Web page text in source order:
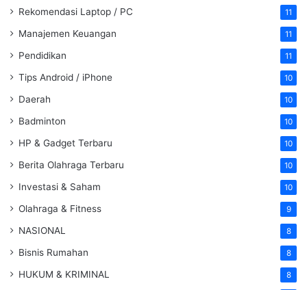
Rekomendasi Laptop / PC 11
Manajemen Keuangan 11
Pendidikan 11
Tips Android / iPhone 10
Daerah 10
Badminton 10
HP & Gadget Terbaru 10
Berita Olahraga Terbaru 10
Investasi & Saham 10
Olahraga & Fitness 9
NASIONAL 8
Bisnis Rumahan 8
HUKUM & KRIMINAL 8